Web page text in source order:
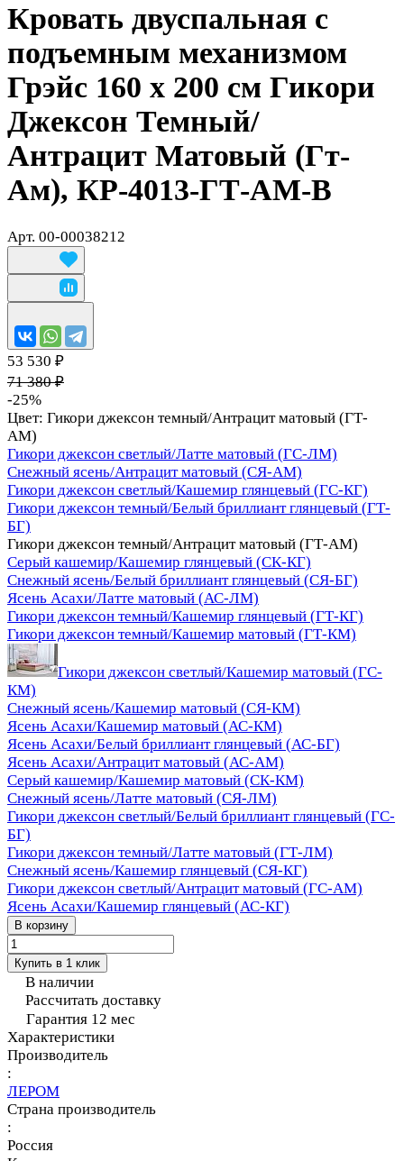
Кровать двуспальная с
подъемным механизмом
Грэйс 160 х 200 см Гикори
Джексон Темный/
Антрацит Матовый (Гт-
Ам), КР-4013-ГТ-АМ-В
Арт. 00-00038212
53 530 ₽
71 380 ₽
-25%
Цвет: Гикори джексон темный/Антрацит матовый (ГТ-
АМ)
Гикори джексон светлый/Латте матовый (ГС-ЛМ)
Снежный ясень/Антрацит матовый (СЯ-АМ)
Гикори джексон светлый/Кашемир глянцевый (ГС-КГ)
Гикори джексон темный/Белый бриллиант глянцевый (ГТ-
БГ)
Гикори джексон темный/Антрацит матовый (ГТ-АМ)
Серый кашемир/Кашемир глянцевый (СК-КГ)
Снежный ясень/Белый бриллиант глянцевый (СЯ-БГ)
Ясень Асахи/Латте матовый (АС-ЛМ)
Гикори джексон темный/Кашемир глянцевый (ГТ-КГ)
Гикори джексон темный/Кашемир матовый (ГТ-КМ)
Гикори джексон светлый/Кашемир матовый (ГС-
КМ)
Снежный ясень/Кашемир матовый (СЯ-КМ)
Ясень Асахи/Кашемир матовый (АС-КМ)
Ясень Асахи/Белый бриллиант глянцевый (АС-БГ)
Ясень Асахи/Антрацит матовый (АС-АМ)
Серый кашемир/Кашемир матовый (СК-КМ)
Снежный ясень/Латте матовый (СЯ-ЛМ)
Гикори джексон светлый/Белый бриллиант глянцевый (ГС-
БГ)
Гикори джексон темный/Латте матовый (ГТ-ЛМ)
Снежный ясень/Кашемир глянцевый (СЯ-КГ)
Гикори джексон светлый/Антрацит матовый (ГС-АМ)
Ясень Асахи/Кашемир глянцевый (АС-КГ)
В корзину
Купить в 1 клик
В наличии
Рассчитать доставку
Гарантия 12 мес
Характеристики
Производитель
:
ЛЕРОМ
Страна производитель
:
Россия